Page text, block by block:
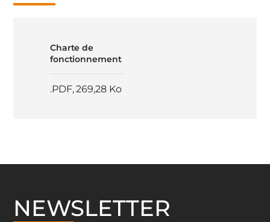
Charte de
fonctionnement
.PDF,269,28 Ko
NEWSLETTER